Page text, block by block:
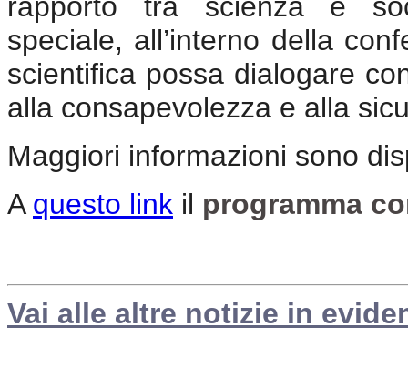
rapporto tra scienza e
speciale, all’interno della
scientifica possa dialogare
alla consapevolezza e alla
Maggiori informazioni sono
A questo link il programma
Vai alle altre notizie in